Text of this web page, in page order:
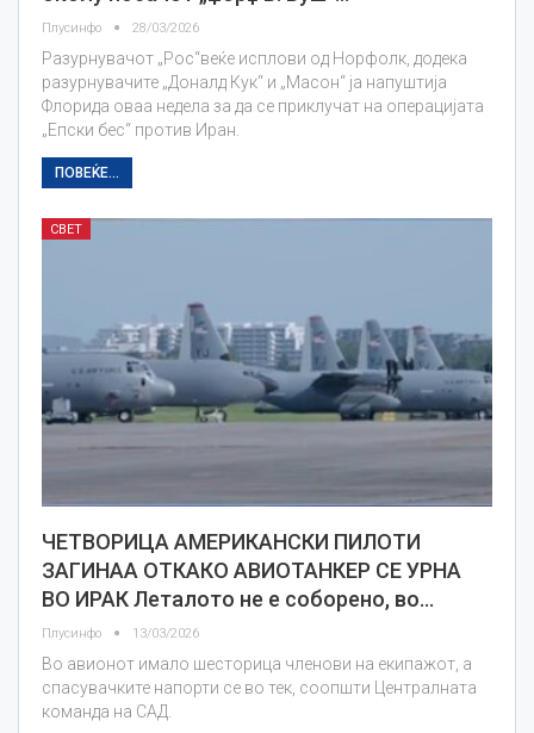
Плусинфо 28/03/2026
Разурнувачот „Рос“веќе исплови од Норфолк, додека
разурнувачите „Доналд Кук“ и „Масон“ ја напуштија
Флорида оваа недела за да се приклучат на операцијата
„Епски бес“ против Иран.
ПОВЕЌЕ...
СВЕТ
ЧЕТВОРИЦА АМЕРИКАНСКИ ПИЛОТИ
ЗАГИНАА ОТКАКО АВИОТАНКЕР СЕ УРНА
ВО ИРАК Леталото не е соборено, во…
Плусинфо 13/03/2026
Во авионот имало шесторица членови на екипажот, а
спасувачките напорти се во тек, соопшти Централната
команда на САД.